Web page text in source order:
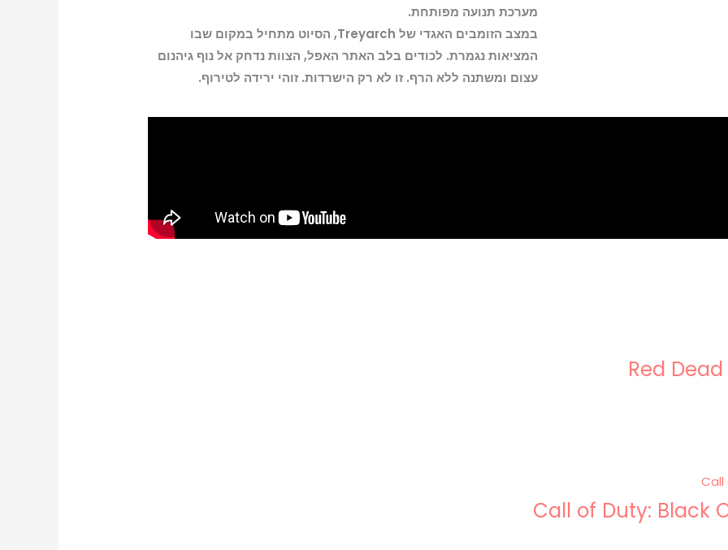
מערכת תנועה מפותחת.
במצב הזומבים האגדי של Treyarch, הסיוט מתחיל במקום שבו
המציאות נגמרת. לכודים בלב האתר האפל, הצוות נדחק אל נוף גיהנום
עצום ומשתנה ללא הרף. זו לא רק הישרדות. זוהי ירידה לטירוף.
Red
Call of Duty: Black